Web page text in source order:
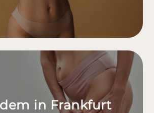
in Frankfurt